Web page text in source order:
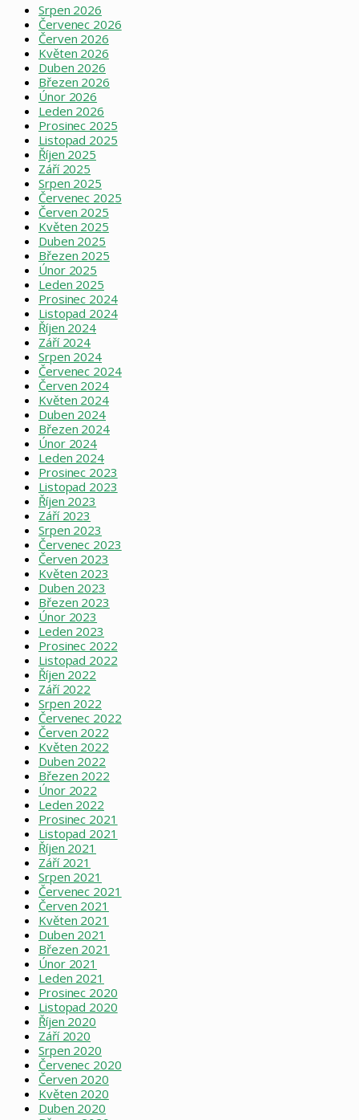
Srpen 2026
Červenec 2026
Červen 2026
Květen 2026
Duben 2026
Březen 2026
Únor 2026
Leden 2026
Prosinec 2025
Listopad 2025
Říjen 2025
Září 2025
Srpen 2025
Červenec 2025
Červen 2025
Květen 2025
Duben 2025
Březen 2025
Únor 2025
Leden 2025
Prosinec 2024
Listopad 2024
Říjen 2024
Září 2024
Srpen 2024
Červenec 2024
Červen 2024
Květen 2024
Duben 2024
Březen 2024
Únor 2024
Leden 2024
Prosinec 2023
Listopad 2023
Říjen 2023
Září 2023
Srpen 2023
Červenec 2023
Červen 2023
Květen 2023
Duben 2023
Březen 2023
Únor 2023
Leden 2023
Prosinec 2022
Listopad 2022
Říjen 2022
Září 2022
Srpen 2022
Červenec 2022
Červen 2022
Květen 2022
Duben 2022
Březen 2022
Únor 2022
Leden 2022
Prosinec 2021
Listopad 2021
Říjen 2021
Září 2021
Srpen 2021
Červenec 2021
Červen 2021
Květen 2021
Duben 2021
Březen 2021
Únor 2021
Leden 2021
Prosinec 2020
Listopad 2020
Říjen 2020
Září 2020
Srpen 2020
Červenec 2020
Červen 2020
Květen 2020
Duben 2020